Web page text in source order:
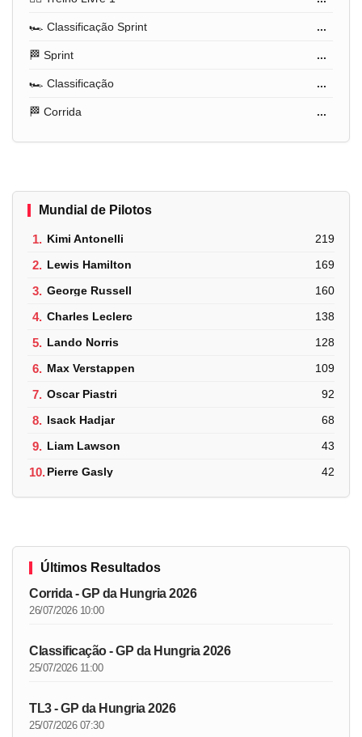
🏎️ Classificação Sprint ...
🏁 Sprint ...
🏎️ Classificação ...
🏁 Corrida ...
Mundial de Pilotos
1. Kimi Antonelli 219
2. Lewis Hamilton 169
3. George Russell 160
4. Charles Leclerc 138
5. Lando Norris 128
6. Max Verstappen 109
7. Oscar Piastri 92
8. Isack Hadjar 68
9. Liam Lawson 43
10.Pierre Gasly 42
Últimos Resultados
Corrida - GP da Hungria 2026
26/07/2026 10:00
Classificação - GP da Hungria 2026
25/07/2026 11:00
TL3 - GP da Hungria 2026
25/07/2026 07:30